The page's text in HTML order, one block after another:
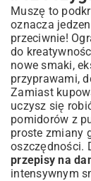
Muszę to
oznacza
przeciwnie!
do
nowe smaki,
przyprawami,
Zamiast
uczysz się
pomidorów z
proste zmiany
oszczędności.
przepisy na
intensywnym